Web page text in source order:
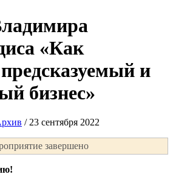
«Как
и
бизнес»
/23 сентября 2022
завершено